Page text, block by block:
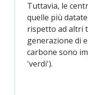
Tuttavia, le
quelle più
rispetto ad altri
generazione di
carbone sono
'verdi').